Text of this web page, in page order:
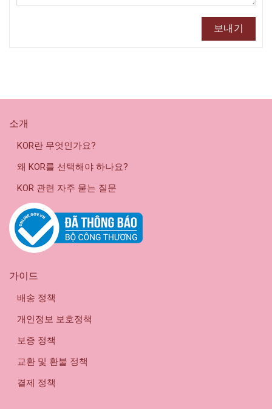
소개
KOR란 무엇인가요?
왜 KOR를 선택해야 하나요?
KOR 관련 자주 묻는 질문
가이드
배송 정책
개인정보 보호정책
보증 정책
교환 및 환불 정책
결제 정책